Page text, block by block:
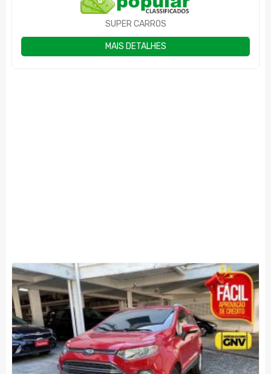
SUPER CARROS
MAIS DETALHES